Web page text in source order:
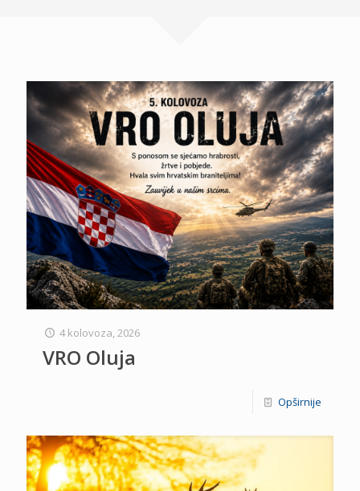
4 kolovoza, 2026
VRO Oluja
Opširnije